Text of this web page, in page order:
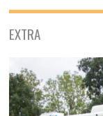
EXTRA